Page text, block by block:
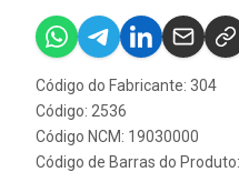
Código do Fabricante: 304
Código: 2536
Código NCM: 19030000
Código de Barras do